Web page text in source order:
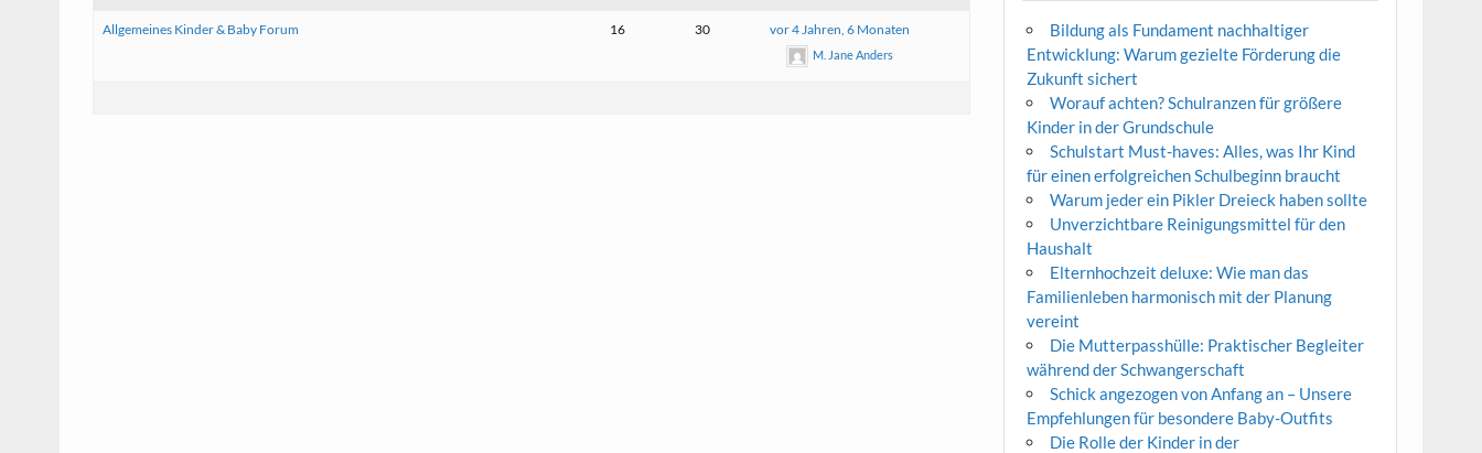
Allgemeines Kinder & Baby Forum 16 30 vor 4 Jahren, 6 Monaten
M. Jane Anders
Bildung als Fundament nachhaltiger
Entwicklung: Warum gezielte Förderung die
Zukunft sichert
Worauf achten? Schulranzen für größere
Kinder in der Grundschule
Schulstart Must-haves: Alles, was Ihr Kind
für einen erfolgreichen Schulbeginn braucht
Warum jeder ein Pikler Dreieck haben sollte
Unverzichtbare Reinigungsmittel für den
Haushalt
Elternhochzeit deluxe: Wie man das
Familienleben harmonisch mit der Planung
vereint
Die Mutterpasshülle: Praktischer Begleiter
während der Schwangerschaft
Schick angezogen von Anfang an – Unsere
Empfehlungen für besondere Baby-Outfits
Die Rolle der Kinder in der